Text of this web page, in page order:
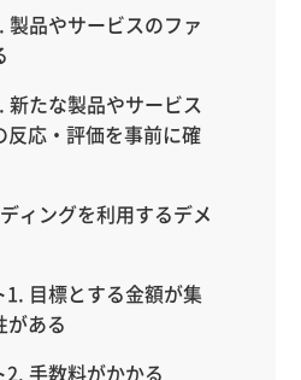
製品やサービスのファ
新たな製品やサービス
反応・評価を事前に確
ィングを利用するデメ
1. 目標とする金額が集
がある
2. 手数料がかかる